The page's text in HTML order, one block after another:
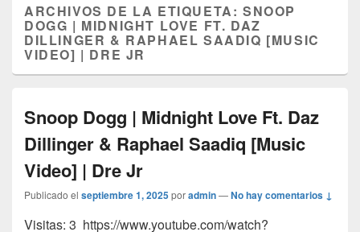
ARCHIVOS DE LA ETIQUETA:SNOOP
DOGG | MIDNIGHT LOVE FT. DAZ
DILLINGER & RAPHAEL SAADIQ [MUSIC
VIDEO] | DRE JR
Snoop Dogg | Midnight Love Ft. Daz
Dillinger & Raphael Saadiq [Music
Video] | Dre Jr
Publicado el septiembre 1, 2025poradmin—No hay comentarios ↓
Visitas: 3 https://www.youtube.com/watch?